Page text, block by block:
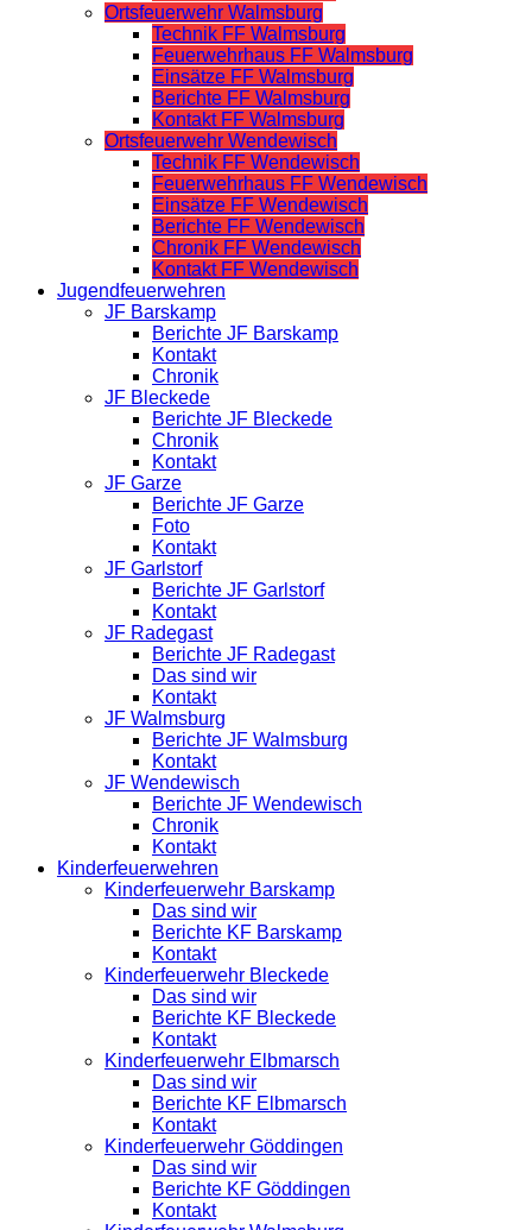
Ortsfeuerwehr Walmsburg
Technik FF Walmsburg
Feuerwehrhaus FF Walmsburg
Einsätze FF Walmsburg
Berichte FF Walmsburg
Kontakt FF Walmsburg
Ortsfeuerwehr Wendewisch
Technik FF Wendewisch
Feuerwehrhaus FF Wendewisch
Einsätze FF Wendewisch
Berichte FF Wendewisch
Chronik FF Wendewisch
Kontakt FF Wendewisch
Jugendfeuerwehren
JF Barskamp
Berichte JF Barskamp
Kontakt
Chronik
JF Bleckede
Berichte JF Bleckede
Chronik
Kontakt
JF Garze
Berichte JF Garze
Foto
Kontakt
JF Garlstorf
Berichte JF Garlstorf
Kontakt
JF Radegast
Berichte JF Radegast
Das sind wir
Kontakt
JF Walmsburg
Berichte JF Walmsburg
Kontakt
JF Wendewisch
Berichte JF Wendewisch
Chronik
Kontakt
Kinderfeuerwehren
Kinderfeuerwehr Barskamp
Das sind wir
Berichte KF Barskamp
Kontakt
Kinderfeuerwehr Bleckede
Das sind wir
Berichte KF Bleckede
Kontakt
Kinderfeuerwehr Elbmarsch
Das sind wir
Berichte KF Elbmarsch
Kontakt
Kinderfeuerwehr Göddingen
Das sind wir
Berichte KF Göddingen
Kontakt